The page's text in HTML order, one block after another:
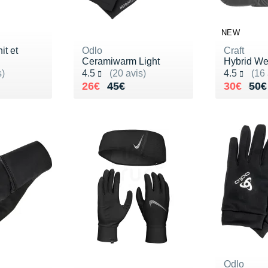
et
Odlo
Ceramiwarm Light
4.5
(20 avis)
Noté 4.5 sur 5
45€
Au lieu de 45€
26€
Vendu 26€
NEW
Craft
Hybrid
4.5
(16
Noté 4.5
50€
Au lieu
30€
Vendu
Odlo